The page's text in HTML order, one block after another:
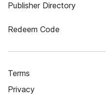
Publisher Directory
Redeem Code
Terms
Privacy